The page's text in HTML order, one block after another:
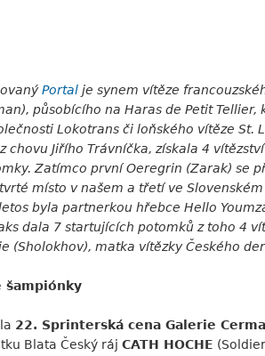
Portal je synem vítěze
působícího na Haras de Petit
Lokotrans či loňského vítěze
chovu Jiřího Trávníčka, získala 4
Zatímco první Oeregrin (Zarak) se
místo v našem a třetí ve
byla partnerkou hřebce Hello
dala 7 startujících potomků z toho 4
(Sholokhov), matka vítězky Českého
šampiónky
22. Sprinterská cena Galerie
Blata Český ráj CATH HOCHE